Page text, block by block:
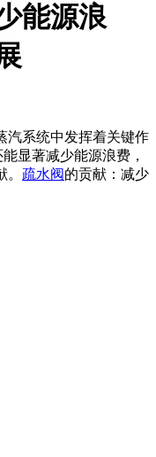
能源浪
汽系统中发挥着关键作
显著减少能源浪费，
疏水阀的贡献：减少